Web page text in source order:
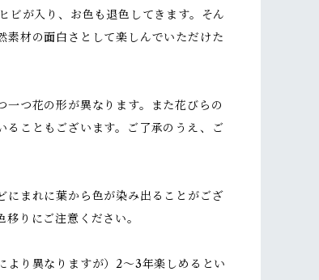
ビが入り、お色も退色してきます。そん
素材の面白さとして楽しんでいただけた
つ花の形が異なります。また花びらの
ることもございます。ご了承のうえ、ご
まれに葉から色が染み出ることがござ
りにご注意ください。
り異なりますが）2～3年楽しめるとい